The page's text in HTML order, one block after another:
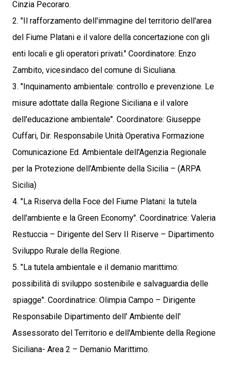
Cinzia Pecoraro.
2. "Il rafforzamento dell'immagine del territorio dell'area
del Fiume Platani e il valore della concertazione con gli
enti locali e gli operatori privati." Coordinatore: Enzo
Zambito, vicesindaco del comune di Siculiana.
3. "Inquinamento ambientale: controllo e prevenzione. Le
misure adottate dalla Regione Siciliana e il valore
dell'educazione ambientale". Coordinatore: Giuseppe
Cuffari, Dir. Responsabile Unità Operativa Formazione
Comunicazione Ed. Ambientale dell'Agenzia Regionale
per la Protezione dell'Ambiente della Sicilia – (ARPA
Sicilia)
4. "La Riserva della Foce del Fiume Platani: la tutela
dell'ambiente e la Green Economy". Coordinatrice: Valeria
Restuccia – Dirigente del Serv II Riserve – Dipartimento
Sviluppo Rurale della Regione.
5. "La tutela ambientale e il demanio marittimo:
possibilità di sviluppo sostenibile e salvaguardia delle
spiagge". Coordinatrice: Olimpia Campo – Dirigente
Responsabile Dipartimento dell' Ambiente dell'
Assessorato del Territorio e dell'Ambiente della Regione
Siciliana- Area 2 – Demanio Marittimo.